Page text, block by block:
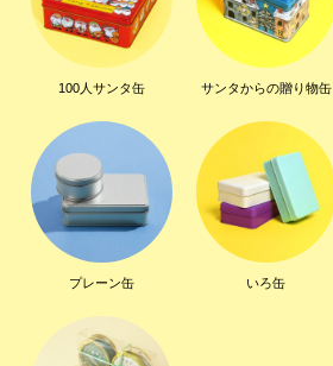
100人サンタ缶 サンタからの贈り物缶
プレーン缶 いろ缶